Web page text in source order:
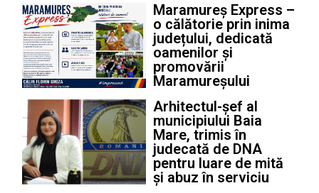
Maramureș Express –
o călătorie prin inima
județului, dedicată
oamenilor și
promovării
Maramureșului
Arhitectul-șef al
municipiului Baia
Mare, trimis în
judecată de DNA
pentru luare de mită
și abuz în serviciu